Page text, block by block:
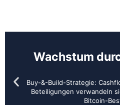
Wachstum
Buy-&-Build-Strategie:
Beteiligungen verwandeln
Bitcoin-